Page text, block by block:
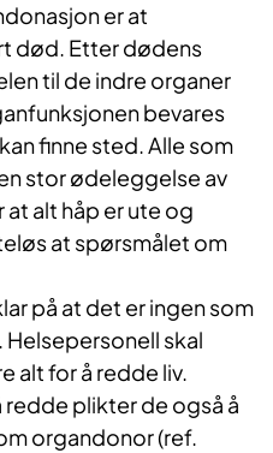
er at
død. Etter dødens
til de indre organer
bevares
finne sted. Alle som
stor ødeleggelse av
alt håp er ute og
at spørsmålet om
på at det er ingen som
Helsepersonell skal
alt for å redde liv.
redde plikter de også å
organdonor (ref.